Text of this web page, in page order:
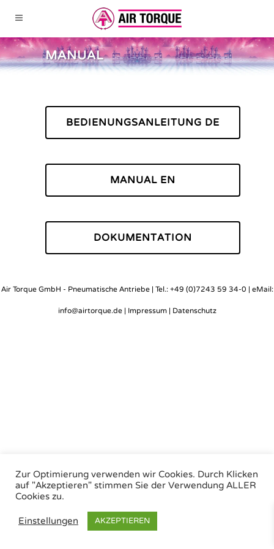
MANUAL
BEDIENUNGSANLEITUNG DE
MANUAL EN
DOKUMENTATION
Air Torque GmbH - Pneumatische Antriebe | Tel.: +49 (0)7243 59 34-0 | eMail:
info@airtorque.de | Impressum| Datenschutz
Zur Optimierung verwenden wir Cookies. Durch Klicken
auf "Akzeptieren" stimmen Sie der Verwendung ALLER
Cookies zu.
Einstellungen AKZEPTIEREN